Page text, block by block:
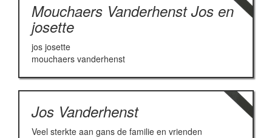
Mouchaers Vanderhenst Jos en
josette
jos josette
mouchaers vanderhenst
Jos Vanderhenst
Veel sterkte aan gans de familie en vrienden